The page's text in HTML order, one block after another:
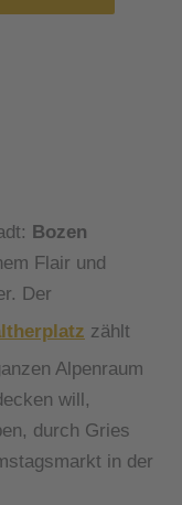
Bozen
Flair und
Der
zählt
Alpenraum
will,
durch Gries
in der